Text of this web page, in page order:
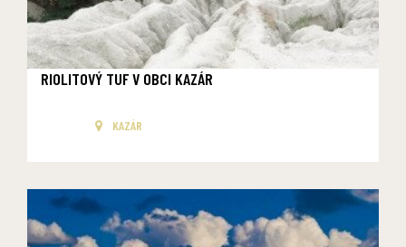
RIOLITOVÝ TUF V OBCI KAZÁR
KAZÁR